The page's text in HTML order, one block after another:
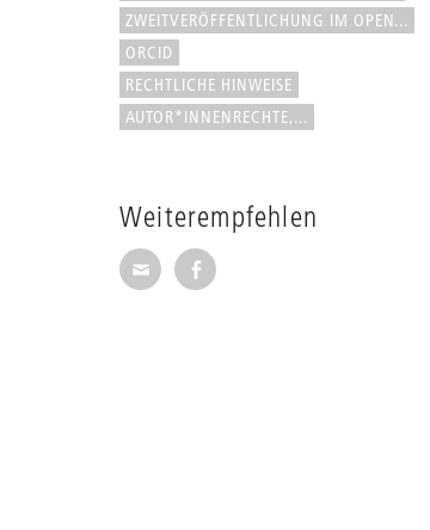
ZWEITVERÖFFENTLICHUNG IM OPEN...
ORCID
RECHTLICHE HINWEISE
AUTOR*INNENRECHTE,...
Weiterempfehlen
Seite per E-Mail
Seite auf Facebook